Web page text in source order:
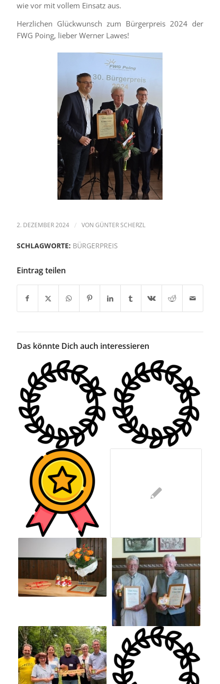
wie vor mit vollem Einsatz aus.
Herzlichen Glückwunsch zum Bürgerpreis 2024 der
FWG Poing, lieber Werner Lawes!
2. DEZEMBER 2024 / VON GÜNTER SCHERZL
SCHLAGWORTE: BÜRGERPREIS
Eintrag teilen
Das könnte Dich auch interessieren